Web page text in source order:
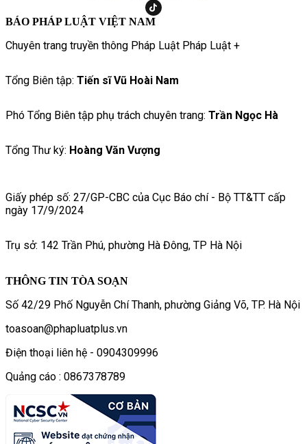
BÁO PHÁP LUẬT VIỆT NAM
Chuyên trang truyền thông Pháp Luật Pháp Luật +
Tổng Biên tập: Tiến sĩ Vũ Hoài Nam
Phó Tổng Biên tập phụ trách chuyên trang: Trần Ngọc Hà
Tổng Thư ký: Hoàng Văn Vượng
Giấy phép số: 27/GP-CBC của Cục Báo chí - Bộ TT&TT cấp
ngày 17/9/2024
Trụ sở: 142 Trần Phú, phường Hà Đông, TP Hà Nội
THÔNG TIN TÒA SOẠN
Số 42/29 Phố Nguyễn Chí Thanh, phường Giảng Võ, TP. Hà Nội
toasoan@phapluatplus.vn
Điện thoại liên hệ - 0904309996
Quảng cáo : 0867378789